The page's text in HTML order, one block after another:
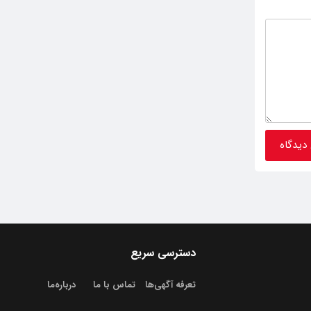
دسترسی سریع
تعرفه آگهی‌ها تماس با ما درباره‌‌ما